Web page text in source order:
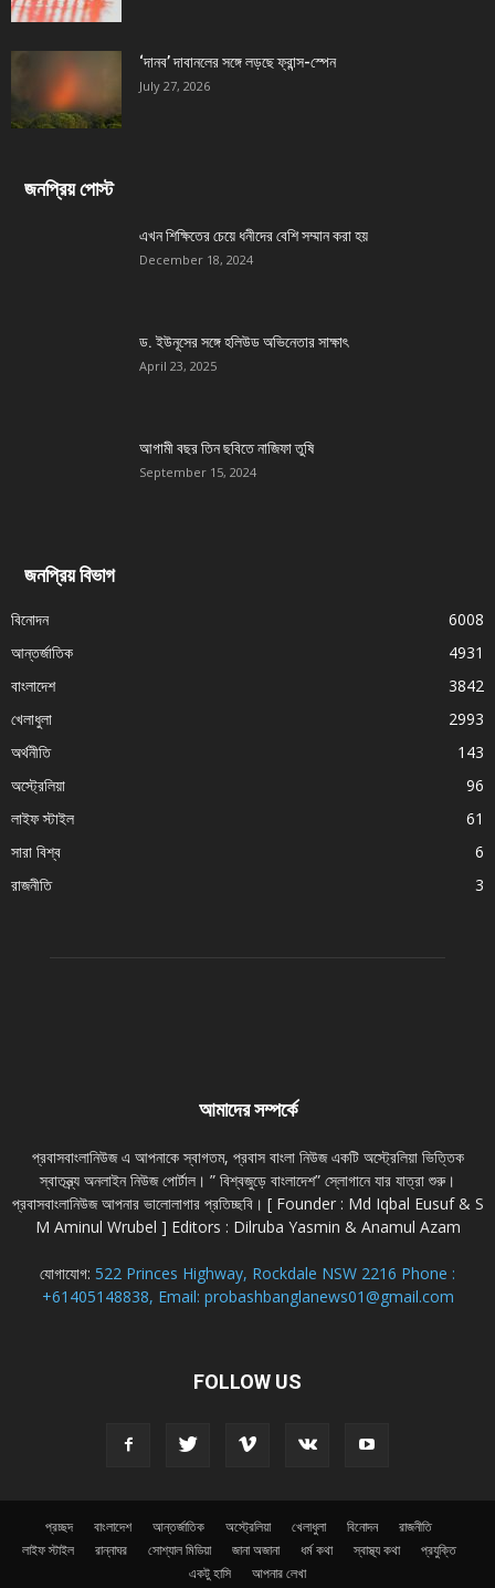
‘দানব’ দাবানলের সঙ্গে লড়ছে ফ্রান্স-স্পেন
July 27, 2026
জনপ্রিয় পোস্ট
এখন শিক্ষিতের চেয়ে ধনীদের বেশি সম্মান করা হয়
December 18, 2024
ড. ইউনূসের সঙ্গে হলিউড অভিনেতার সাক্ষাৎ
April 23, 2025
আগামী বছর তিন ছবিতে নাজিফা তুষি
September 15, 2024
জনপ্রিয় বিভাগ
বিনোদন
6008
আন্তর্জাতিক
4931
বাংলাদেশ
3842
খেলাধুলা
2993
অর্থনীতি
143
অস্ট্রেলিয়া
96
লাইফ স্টাইল
61
সারা বিশ্ব
6
রাজনীতি
3
আমাদের সম্পর্কে
প্রবাসবাংলানিউজ এ আপনাকে স্বাগতম, প্রবাস বাংলা নিউজ একটি অস্ট্রেলিয়া ভিত্তিক
স্বাতন্ত্র্য অনলাইন নিউজ পোর্টাল। ” বিশ্বজুড়ে বাংলাদেশ” স্লোগানে যার যাত্রা শুরু।
প্রবাসবাংলানিউজ আপনার ভালোলাগার প্রতিচ্ছবি। [ Founder : Md Iqbal Eusuf & S
M Aminul Wrubel ] Editors : Dilruba Yasmin & Anamul Azam
যোগাযোগ: 522 Princes Highway, Rockdale NSW 2216 Phone :
+61405148838, Email: probashbanglanews01@gmail.com
FOLLOW US
প্রচ্ছদ বাংলাদেশ আন্তর্জাতিক অস্ট্রেলিয়া খেলাধুলা বিনোদন
রাজনীতি
লাইফ স্টাইল
রান্নাঘর সোশ্যাল মিডিয়া জানা অজানা ধর্ম কথা স্বাস্থ্য কথা
প্রযুক্তি
একটু হাসি
আপনার লেখা